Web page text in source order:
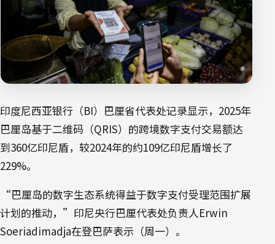
印度尼西亚银行（BI）巴厘省代表处记录显示，2025年
巴厘岛基于二维码（QRIS）的跨境数字支付交易额达
到360亿印尼盾，较2024年的约109亿印尼盾增长了
229%。
“巴厘岛的数字生态系统得益于数字支付受理范围扩展
计划的推动，”印尼央行巴厘代表处负责人Erwin
Soeriadimadja在登巴萨表示（周一）。